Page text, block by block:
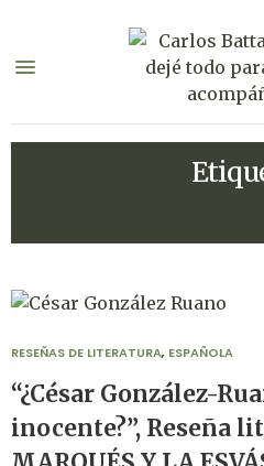
RESEÑAS DE LITERATURA, ESPAÑOLA
“¿César González-
inocente?”, Reseña